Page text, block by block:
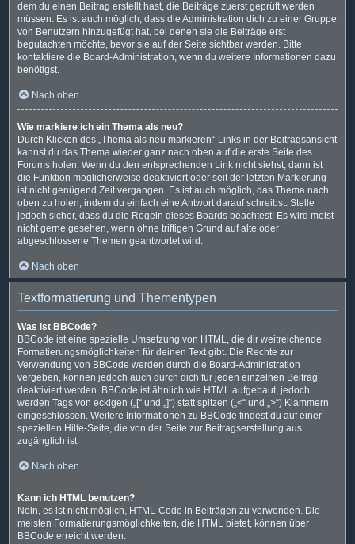
dem du einen Beitrag erstellt hast, die Beiträge zuerst geprüft werden
müssen. Es ist auch möglich, dass die Administration dich zu einer Gruppe
von Benutzern hinzugefügt hat, bei denen sie die Beiträge erst
begutachten möchte, bevor sie auf der Seite sichtbar werden. Bitte
kontaktiere die Board-Administration, wenn du weitere Informationen dazu
benötigst.
Nach oben
Wie markiere ich ein Thema als neu?
Durch Klicken des „Thema als neu markieren“-Links in der Beitragsansicht
kannst du das Thema wieder ganz nach oben auf die erste Seite des
Forums holen. Wenn du den entsprechenden Link nicht siehst, dann ist
die Funktion möglicherweise deaktiviert oder seit der letzten Markierung
ist nicht genügend Zeit vergangen. Es ist auch möglich, das Thema nach
oben zu holen, indem du einfach eine Antwort darauf schreibst. Stelle
jedoch sicher, dass du die Regeln dieses Boards beachtest! Es wird meist
nicht gerne gesehen, wenn ohne triftigen Grund auf alte oder
abgeschlossene Themen geantwortet wird.
Nach oben
Textformatierung und Thementypen
Was ist BBCode?
BBCode ist eine spezielle Umsetzung von HTML, die dir weitreichende
Formatierungsmöglichkeiten für deinen Text gibt. Die Rechte zur
Verwendung von BBCode werden durch die Board-Administration
vergeben, können jedoch auch durch dich für jeden einzelnen Beitrag
deaktiviert werden. BBCode ist ähnlich wie HTML aufgebaut, jedoch
werden Tags von eckigen („[“ und „]“) statt spitzen („<“ und „>“) Klammern
eingeschlossen. Weitere Informationen zu BBCode findest du auf einer
speziellen Hilfe-Seite, die von der Seite zur Beitragserstellung aus
zugänglich ist.
Nach oben
Kann ich HTML benutzen?
Nein, es ist nicht möglich, HTML-Code in Beiträgen zu verwenden. Die
meisten Formatierungsmöglichkeiten, die HTML bietet, können über
BBCode erreicht werden.